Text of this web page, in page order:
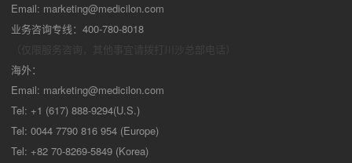
Email: marketing@medicilon.com
业务咨询专线：400-780-8018
海外：
Email: marketing@medicilon.com
Tel: +1 (617) 888-9294(U.S.)
Tel: 0044 7790 816 954 (Europe)
Tel: +82 70-8269-5849 (Korea)